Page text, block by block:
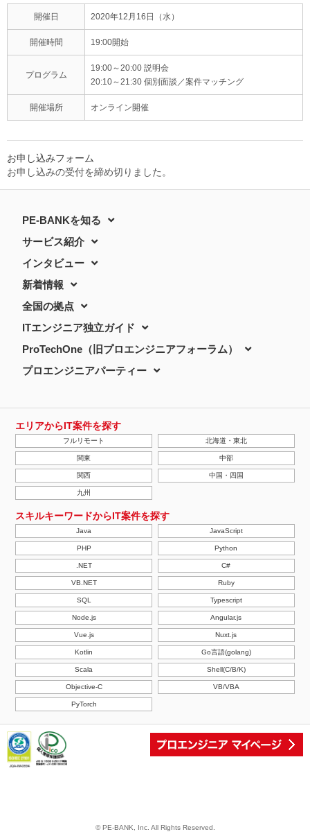
開催日 2020年12月16日（水）
開催時間 19:00開始
プログラム
19:00～20:00 説明会
20:10～21:30 個別面談／案件マッチング
開催場所 オンライン開催
お申し込みフォーム
お申し込みの受付を締め切りました。
PE-BANKを知る
サービス紹介
インタビュー
新着情報
全国の拠点
ITエンジニア独立ガイド
ProTechOne（旧プロエンジニアフォーラム）
プロエンジニアパーティー
エリアからIT案件を探す
フルリモート 北海道・東北
関東 中部
関西 中国・四国
九州
スキルキーワードからIT案件を探す
Java JavaScript
PHP Python
.NET C#
VB.NET Ruby
SQL Typescript
Node.js Angular.js
Vue.js Nuxt.js
Kotlin Go言語(golang)
Scala Shell(C/B/K)
Objective-C VB/VBA
PyTorch
© PE-BANK, Inc. All Rights Reserved.